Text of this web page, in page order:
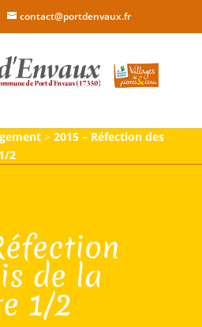
contact@portdenvaux.fr
> 2015 – Réfection des
2
de la
1/2